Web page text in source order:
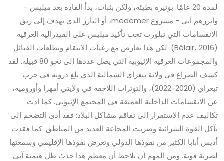
لمدة 20 عامًا. بوتيرة بطيئة، ولكن بثبات، بدأ القادة بعد ميليس -
وأبرزهم آبي - مشروع medemer، أو التآزر الذي يهدف إلى رتق
الانقسامات التي تبلورت تحت تأكيد ميليس على الفيدرالية العرقية
(Bélair، 2016). لكن هذا تعارض مع رغبات الانتقام وتطلعات القبائل
والمجموعات العرقية الإثيوبية التي يصل عددها إلى نحو 80 قبيلة. لقد
كشف الصراع في ولاية تيغراي الشمالية الذي بلغ ذروته في حرب
تيغراي (2020-2022)، والتوترات اللاحقة في ولايتي أمهرا وأورومية،
عن الانقسامات الداخلية العميقة في المجتمع الإثيوبي. كما أدت
تكاليف عدم الاستقرار إلى تفاقم مشاكل البلاد: فقد أدى التضخم إلى
تآكل القوة الشرائية وضربت المجاعة العديد من المناطق. كما فقدت
أديس أبابا الكثير من نفوذها الدولي وتعرض نفوذها الإقليمي وسمعتها
لضربة قوية. ومن المهم أن نلاحظ أن معظم هذا حدث ظل هيمنة آبي.